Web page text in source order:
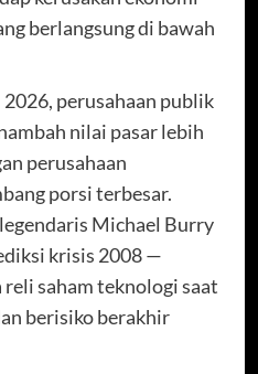
berlangsung di bawah
perusahaan publik
nilai pasar lebih
perusahaan
porsi terbesar.
Michael Burry
krisis 2008 —
saham teknologi saat
berisiko berakhir